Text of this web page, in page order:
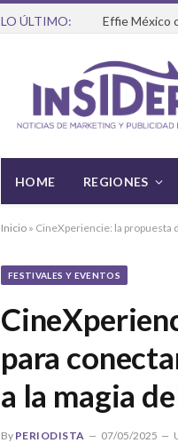
LO ÚLTIMO: Effie México
HOME REGIONES
Inicio » CineXperiencie: la propuesta
FESTIVALES Y EVENTOS
para
a la magia
By PERIODISTA 07/05/2025